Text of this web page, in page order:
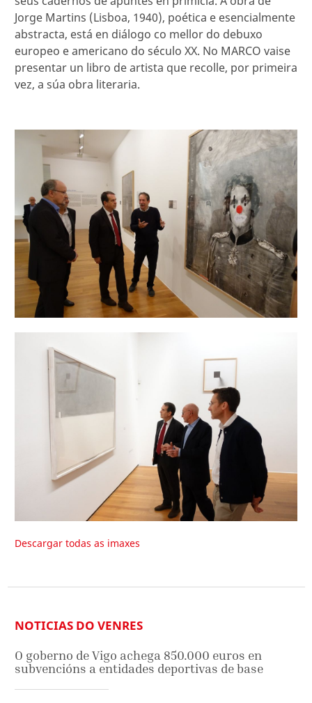
Jorge Martins (Lisboa, 1940), poética e esencialmente
abstracta, está en diálogo co mellor do debuxo
europeo e americano do século XX. No MARCO vaise
presentar un libro de artista que recolle, por primeira
vez, a súa obra literaria.
Descargar todas as imaxes
NOTICIAS DO VENRES
O goberno de Vigo achega 850.000 euros en
subvencións a entidades deportivas de base